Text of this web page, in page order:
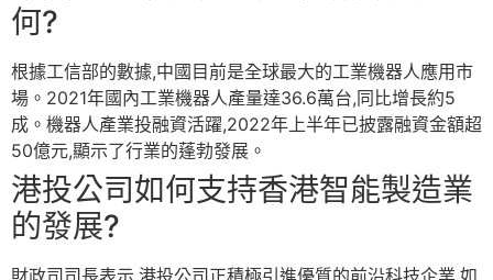
何?
根據工信部的數據,中國目前是全球最大的工業機器人應用市
場。2021年國內工業機器人產量達36.6萬台,同比增長約5
成。機器人產業投融資活躍,2022年上半年已披露融資金額超
50億元,顯示了行業的蓬勃發展。
港投公司如何支持香港智能製造業
的發展?
財政司司長表示,港投公司正積極引進優質的前沿科技企業,如